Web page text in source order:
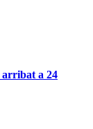
arribat a 24